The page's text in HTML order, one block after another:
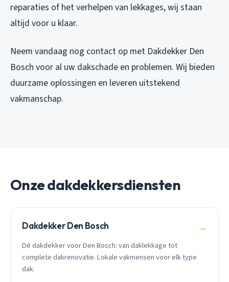
reparaties of het verhelpen van lekkages, wij staan
altijd voor u klaar.
Neem vandaag nog contact op met Dakdekker Den
Bosch voor al uw dakschade en problemen. Wij bieden
duurzame oplossingen en leveren uitstekend
vakmanschap.
Onze dakdekkersdiensten
Dakdekker Den Bosch →
Dé dakdekker voor Den Bosch: van daklekkage tot
complete dakrenovatie. Lokale vakmensen voor elk type
dak.